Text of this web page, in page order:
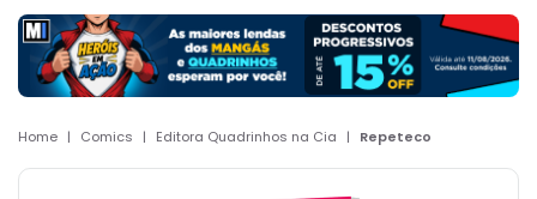
Home | Comics | Editora Quadrinhos na Cia | Repeteco